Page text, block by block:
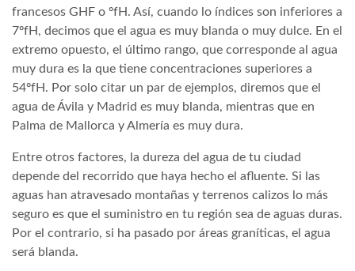
francesos GHF o ºfH. Así, cuando lo índices son inferiores a
7ºfH, decimos que el agua es muy blanda o muy dulce. En el
extremo opuesto, el último rango, que corresponde al agua
muy dura es la que tiene concentraciones superiores a
54ºfH. Por solo citar un par de ejemplos, diremos que el
agua de Ávila y Madrid es muy blanda, mientras que en
Palma de Mallorca y Almería es muy dura.
Entre otros factores, la dureza del agua de tu ciudad
depende del recorrido que haya hecho el afluente. Si las
aguas han atravesado montañas y terrenos calizos lo más
seguro es que el suministro en tu región sea de aguas duras.
Por el contrario, si ha pasado por áreas graníticas, el agua
será blanda.